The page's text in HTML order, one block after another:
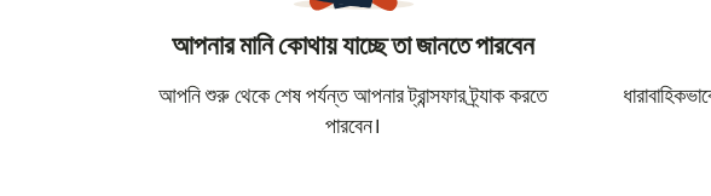
আপনার মানি কোথায় যাচ্ছে তা জানতে পারবেন
আপনি শুরু থেকে শেষ পর্যন্ত আপনার ট্রান্সফার ট্র্যাক করতে
পারবেন।